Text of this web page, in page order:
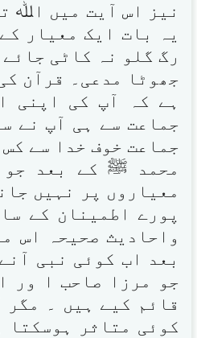
نیز اس آیت میں اﷲ
یہ بات ایک معیار
رگ گلو نہ کاٹی
جھوٹا مدعی۔ قرآن
ہے کہ آپ کی اپنی
جماعت سے ہی آپ نے
جماعت خوف خدا سے
محمد ﷺ کے بعد جو
معیاروں پر نہیں
پورے اطمینان کے
واحادیث صحیحہ اس
بعد اب کوئی نبی
جو مرزا صاحب ا ور
قائم کیے ہیں ۔ مگر
کوئی متاثر